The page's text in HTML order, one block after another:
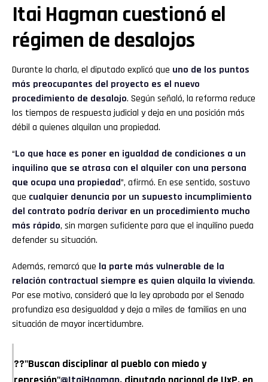
Itai Hagman cuestionó el
régimen de desalojos
Durante la charla, el diputado explicó que uno de los puntos
más preocupantes del proyecto es el nuevo
procedimiento de desalojo. Según señaló, la reforma reduce
los tiempos de respuesta judicial y deja en una posición más
débil a quienes alquilan una propiedad.
“Lo que hace es poner en igualdad de condiciones a un
inquilino que se atrasa con el alquiler con una persona
que ocupa una propiedad”, afirmó. En ese sentido, sostuvo
que cualquier denuncia por un supuesto incumplimiento
del contrato podría derivar en un procedimiento mucho
más rápido, sin margen suficiente para que el inquilino pueda
defender su situación.
Además, remarcó que la parte más vulnerable de la
relación contractual siempre es quien alquila la vivienda.
Por ese motivo, consideró que la ley aprobada por el Senado
profundiza esa desigualdad y deja a miles de familias en una
situación de mayor incertidumbre.
??"Buscan disciplinar al pueblo con miedo y